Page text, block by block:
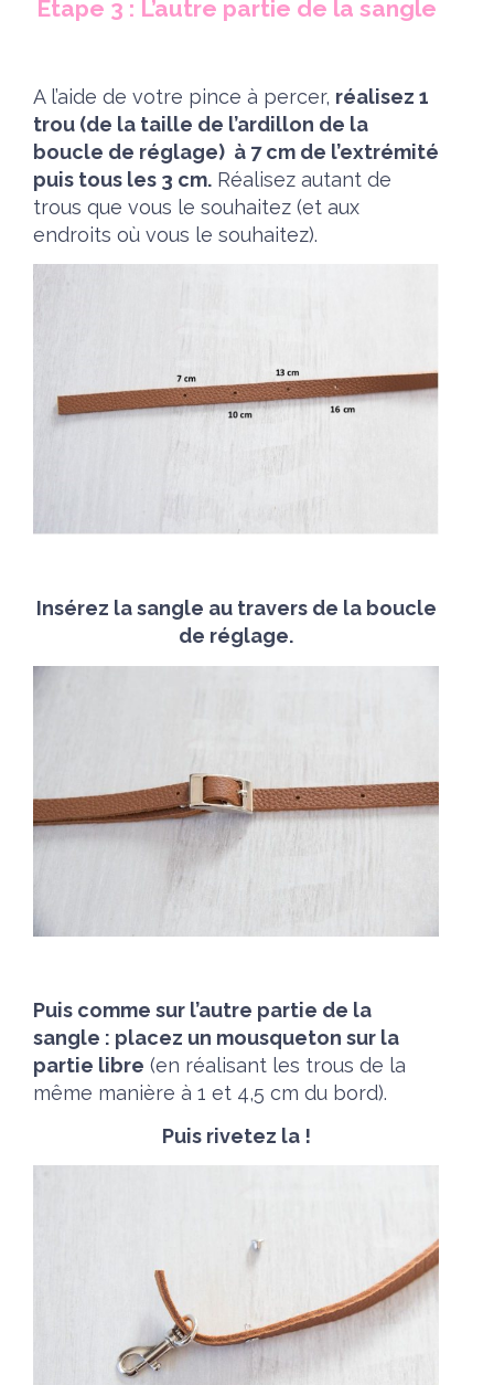
Etape 3 : L’autre partie de la sangle
A l’aide de votre pince à percer, réalisez 1
trou (de la taille de l’ardillon de la
boucle de réglage) à 7 cm de l’extrémité
puis tous les 3 cm. Réalisez autant de
trous que vous le souhaitez (et aux
endroits où vous le souhaitez).
Insérez la sangle au travers de la boucle
de réglage.
Puis comme sur l’autre partie de la
sangle : placez un mousqueton sur la
partie libre (en réalisant les trous de la
même manière à 1 et 4,5 cm du bord).
Puis rivetez la !